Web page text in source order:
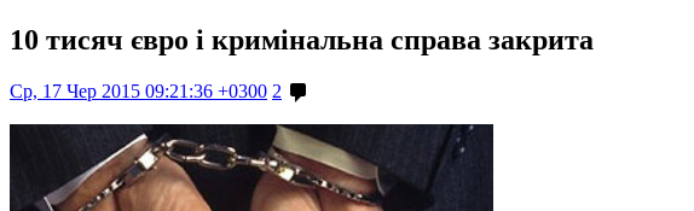
10 тисяч євро і кримінальна справа закрита
Ср, 17 Чер 2015 09:21:36 +0300 2